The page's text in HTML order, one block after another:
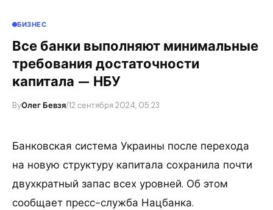
БИЗНЕС
Все банки выполняют минимальные
требования достаточности
капитала — НБУ
ByОлег Бевзя/12 сентября 2024, 05:23
Банковская система Украины после перехода
на новую структуру капитала сохранила почти
двухкратный запас всех уровней. Об этом
сообщает пресс-служба Нацбанка.